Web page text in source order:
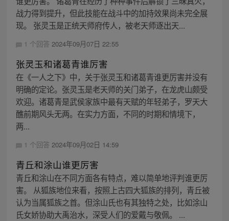
战力得到提升，但此技能在战斗中的加持效果尚未完全展
现。 张灵玉是正统天师府传人，被老天师逐出天...
1 个回答 2024年09月07日 22:55
张灵玉和诸葛青谁厉害
在《一人之下》中，关于张灵玉和诸葛青谁更厉害并没有
明确的定论。张灵玉是老天师的关门弟子，在龙虎山颇受
欢迎。诸葛青是武侯家族中最有天赋的年轻弟子，罗天大
醮前期风头无两。在实力方面，不同的时期和情境下，
两...
1 个回答 2024年09月02日 14:59
青丘和涂山谁更厉害
青丘和涂山在不同方面各有特点，难以简单地评判谁更厉
害。 从狐族地位来看，按照上古四大狐族的排列，青丘被
认为当属狐族之首。但涂山氏也有其独特之处，比如涂山
氏女娇协助大禹治水，深受人们的爱戴与敬佩。 ...